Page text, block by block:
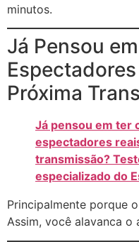
minutos.
Já Pensou
Próxima
Já pensou em ter
espectadores
transmissão?
especializado do
Principalmente porque
Assim, você alavanca o